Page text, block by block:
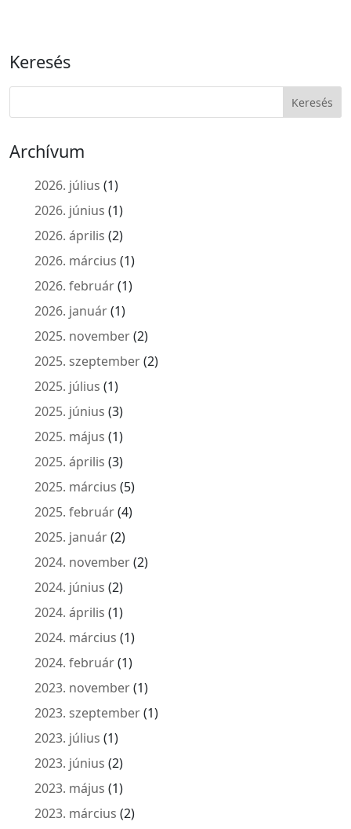
Keresés
Archívum
2026. július (1)
2026. június (1)
2026. április (2)
2026. március (1)
2026. február(1)
2026. január(1)
2025. november(2)
2025. szeptember(2)
2025. július (1)
2025. június (3)
2025. május (1)
2025. április (3)
2025. március (5)
2025. február(4)
2025. január(2)
2024. november(2)
2024. június (2)
2024. április (1)
2024. március (1)
2024. február(1)
2023. november(1)
2023. szeptember(1)
2023. július (1)
2023. június (2)
2023. május (1)
2023. március (2)